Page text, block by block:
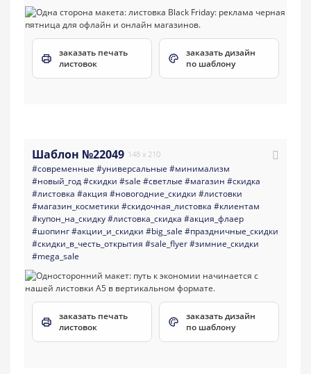
заказать печать
листовок
заказать дизайн
по шаблону
Шаблон №22049 148 x 210
#современные #универсальные #минимализм
#новый_год#скидки #sale #светлые #магазин #скидка
#листовка #акция #новогодние_скидки #листовки
#магазин_косметики #скидочная_листовка #клиентам
#купон_на_скидку#листовка_скидка #акция_флаер
#шопинг#акции_и_скидки #big_sale #праздничные_скидки
#скидки_в_честь_открытия #sale_flyer#зимние_скидки
#mega_sale
заказать печать
листовок
заказать дизайн
по шаблону